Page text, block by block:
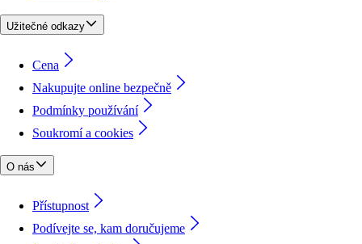
Užitečné odkazy
Cena
Nakupujte online bezpečně
Podmínky používání
Soukromí a cookies
O nás
Přístupnost
Podívejte se, kam doručujeme